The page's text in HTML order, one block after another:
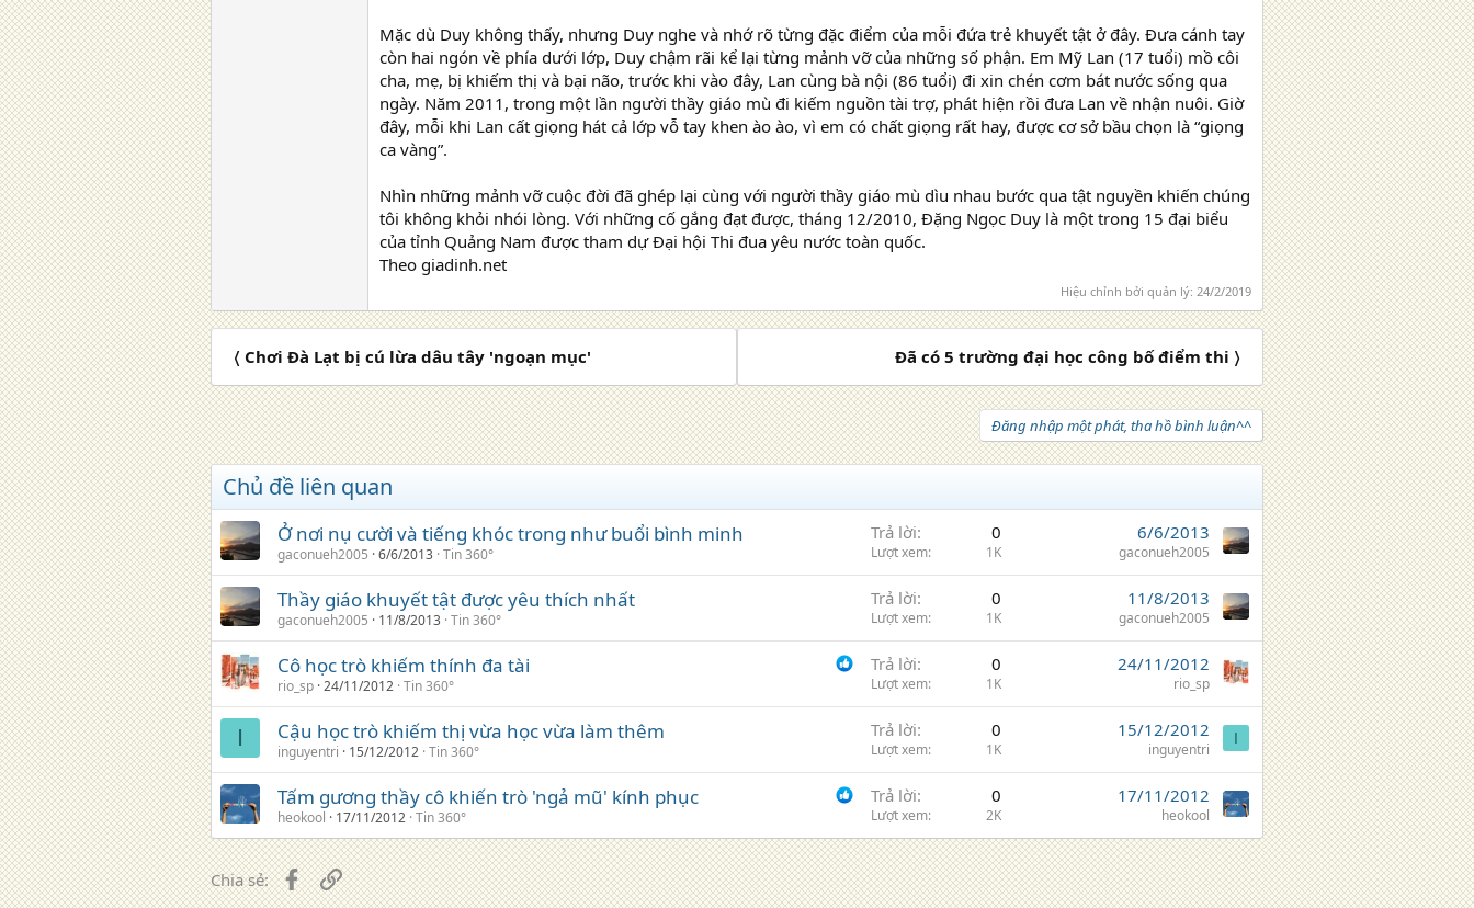
Mặc dù Duy không thấy, nhưng Duy nghe và nhớ rõ từng đặc điểm của mỗi đứa trẻ khuyết tật ở đây. Đưa cánh tay
còn hai ngón về phía dưới lớp, Duy chậm rãi kể lại từng mảnh vỡ của những số phận. Em Mỹ Lan (17 tuổi) mồ côi
cha, mẹ, bị khiếm thị và bại não, trước khi vào đây, Lan cùng bà nội (86 tuổi) đi xin chén cơm bát nước sống qua
ngày. Năm 2011, trong một lần người thầy giáo mù đi kiếm nguồn tài trợ, phát hiện rồi đưa Lan về nhận nuôi. Giờ
đây, mỗi khi Lan cất giọng hát cả lớp vỗ tay khen ào ào, vì em có chất giọng rất hay, được cơ sở bầu chọn là “giọng
ca vàng”.
Nhìn những mảnh vỡ cuộc đời đã ghép lại cùng với người thầy giáo mù dìu nhau bước qua tật nguyền khiến chúng
tôi không khỏi nhói lòng. Với những cố gắng đạt được, tháng 12/2010, Đặng Ngọc Duy là một trong 15 đại biểu
của tỉnh Quảng Nam được tham dự Đại hội Thi đua yêu nước toàn quốc.
Theo giadinh.net
Hiệu chỉnh bởi quản lý: 24/2/2019
〈 Chơi Đà Lạt bị cú lừa dâu tây 'ngoạn mục' Đã có 5 trường đại học công bố điểm thi 〉
Đăng nhập một phát, tha hồ bình luận^^
Chủ đề liên quan
Ở nơi nụ cười và tiếng khóc trong như buổi bình minh
gaconueh2005 6/6/2013 Tin 360°
Trả lời 0
Lượt xem 1K
6/6/2013
gaconueh2005
Thầy giáo khuyết tật được yêu thích nhất
gaconueh2005 11/8/2013 Tin 360°
Trả lời 0
Lượt xem 1K
11/8/2013
gaconueh2005
Cô học trò khiếm thính đa tài
rio_sp 24/11/2012 Tin 360°
Trả lời 0
Lượt xem 1K
24/11/2012
rio_sp
I Cậu học trò khiếm thị vừa học vừa làm thêm
inguyentri 15/12/2012 Tin 360°
Trả lời 0
Lượt xem 1K
15/12/2012
inguyentri
I
Tấm gương thầy cô khiến trò 'ngả mũ' kính phục
heokool 17/11/2012 Tin 360°
Trả lời 0
Lượt xem 2K
17/11/2012
heokool
Chia sẻ: Facebook
Liên kết